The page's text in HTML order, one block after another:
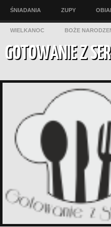
ŚNIADANIA ZUPY
WIELKANOC BOŻE
GOTOWANIE Z